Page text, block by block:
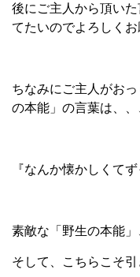
後にご主人から頂い
てたいのでよろしくお
ちなみにご主人がお
の本能」の言葉は、、
『なんか懐かしくて
素敵な「野生の本能」
そして、こちらこそ